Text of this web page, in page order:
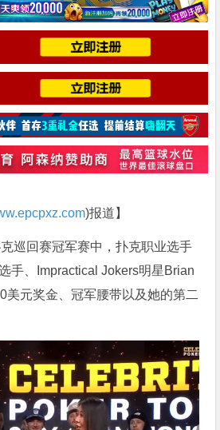
)报道】
巡回赛冠军赛中，扑克职业选手
手、Impractical Jokers明星Brian
美元奖金、冠军腰带以及她的第二